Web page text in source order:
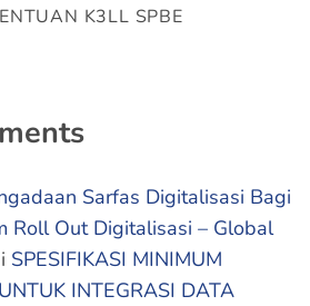
K3LL SPBE
Sarfas Digitalisasi Bagi
Roll Out Digitalisasi – Global
SPESIFIKASI MINIMUM
INTEGRASI DATA